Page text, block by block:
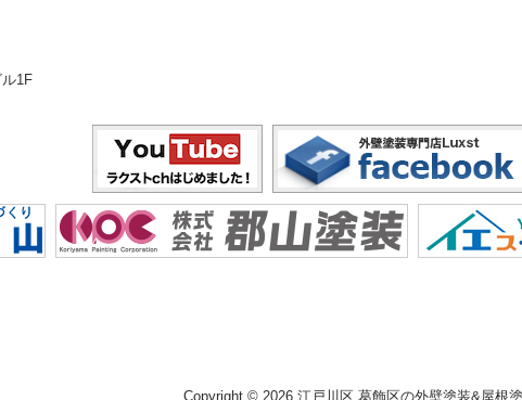
1F
Copyright © 2026 江戸川区,葛飾区の外壁塗装&屋根